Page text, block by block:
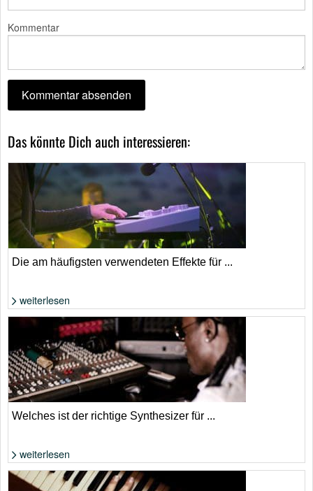
Kommentar
Das könnte Dich auch interessieren:
Effekte beim Synthesizer richtig einsetzen | Foto: Shutterstock von
LaineN
Die am häufigsten verwendeten Effekte für ...
weiterlesen
Foto: Shutterstock von Yulai Studio
Welches ist der richtige Synthesizer für ...
weiterlesen